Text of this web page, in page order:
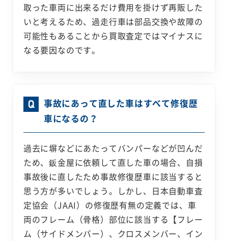
取った車両に出来るだけ費用を掛けず再販した
いと考えるため、過走行車は部品交換や故障の
可能性もあることから買取査定ではマイナスに
なる要因なのです。
事故にあって直した車はすべて修復歴
車になるの？
過去に塀などにあたってバンパーなどが凹んだ
ため、鈑金屋に依頼して直した車の場合、自損
事故後に直したため事故修復歴車に該当すると
思う方が多いでしょう。しかし、日本自動車査
定協会（JAAI）の修復歴有無の定義では、車
両のフレーム（骨格）部位に該当する【フレー
ム（サイドメンバー）、クロスメンバー、イン